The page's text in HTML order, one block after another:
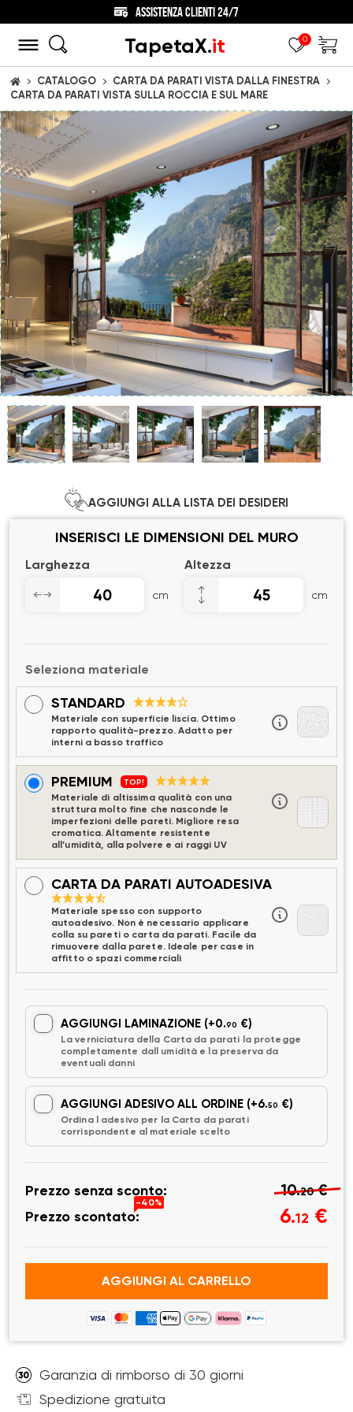
ASSISTENZA CLIENTI 24/7
TapetaX.it 0
CASA CATALOGO
CARTA DA PARATI VISTA DALLA FINESTRA
CARTA DA PARATI VISTA SULLA ROCCIA E SUL MARE
AGGIUNGI ALLA LISTA DEI DESIDERI
INSERISCI LE DIMENSIONI DEL MURO
Larghezza
cm
Altezza
cm
Seleziona materiale
STANDARD
Materiale con superficie liscia. Ottimo
rapporto qualità-prezzo. Adatto per
interni a basso traffico
PREMIUM TOP!
Materiale di altissima qualità con una
struttura molto fine che nasconde le
imperfezioni delle pareti. Migliore resa
cromatica. Altamente resistente
all’umidità, alla polvere e ai raggi UV
CARTA DA PARATI AUTOADESIVA
Materiale spesso con supporto
autoadesivo. Non è necessario applicare
colla su pareti o carta da parati. Facile da
rimuovere dalla parete. Ideale per case in
affitto o spazi commerciali
AGGIUNGI LAMINAZIONE (+0.90 €)
La verniciatura della Carta da parati la protegge
completamente dall umidità e la preserva da
eventuali danni
AGGIUNGI ADESIVO ALL ORDINE (+6.50 €)
Ordina l adesivo per la Carta da parati
corrispondente al materiale scelto
Prezzo senza sconto: 10.20€
Prezzo scontato:
-40%
6.12 €
AGGIUNGI AL CARRELLO
Garanzia di rimborso di 30 giorni
Spedizione gratuita